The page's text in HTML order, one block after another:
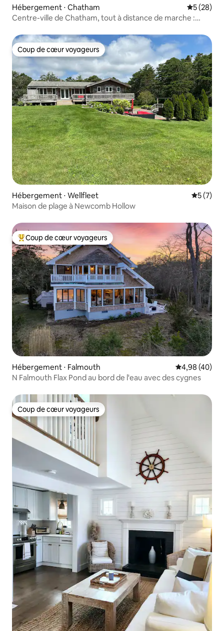
Hébergement ⋅ Chatham
5 (28)
Centre-ville de Chatham, tout à distance de marche :
Coup de cœur voyageurs
Coup de cœur voyageurs
Hébergement ⋅ Wellfleet
5 (7)
Maison de plage à Newcomb Hollow
Coups de cœur voyageurs les plus appréciés
Coup de cœur voyageurs
Hébergement ⋅ Falmouth Évaluation
4,98 (40)
N Falmouth Flax Pond au bord de l'eau avec des cygnes
Coup de cœur voyageurs
Coup de cœur voyageurs